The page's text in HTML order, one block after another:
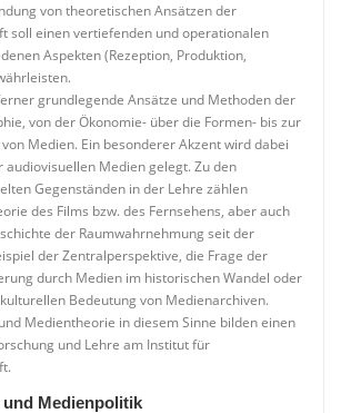
von theoretischen Ansätzen der
soll einen vertiefenden und operationalen
Aspekten (Rezeption, Produktion,
grundlegende Ansätze und Methoden der
von der Ökonomie- über die Formen- bis zur
Medien. Ein besonderer Akzent wird dabei
audiovisuellen Medien gelegt. Zu den
Gegenständen in der Lehre zählen
des Films bzw. des Fernsehens, aber auch
der Raumwahrnehmung seit der
der Zentralperspektive, die Frage der
durch Medien im historischen Wandel oder
Bedeutung von Medienarchiven.
Medientheorie in diesem Sinne bilden einen
und Lehre am Institut für
Medienpolitik